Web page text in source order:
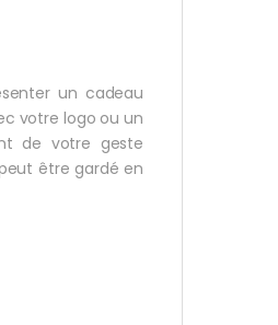
un cadeau
votre logo ou un
de votre geste
être gardé en